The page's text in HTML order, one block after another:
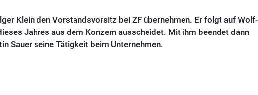
Klein den Vorstandsvorsitz bei ZF übernehmen. Er folgt auf Wolf-
Jahres aus dem Konzern ausscheidet. Mit ihm beendet dann
Sauer seine Tätigkeit beim Unternehmen.